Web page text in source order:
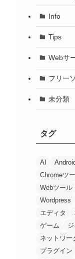
Info
Tips
Webサ
フリー
未分類
タグ
AI
Chromeツ
Webツール
Wordpress
エディタ
ゲーム
ネットワー
プラグイン